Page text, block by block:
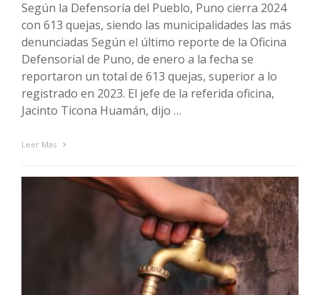
Según la Defensoría del Pueblo, Puno cierra 2024
con 613 quejas, siendo las municipalidades las más
denunciadas Según el último reporte de la Oficina
Defensorial de Puno, de enero a la fecha se
reportaron un total de 613 quejas, superior a lo
registrado en 2023. El jefe de la referida oficina,
Jacinto Ticona Huamán, dijo …
Leer Más